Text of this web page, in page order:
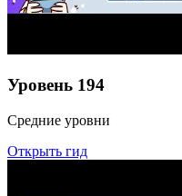
Уровень 194
Средние уровни
Открыть гид